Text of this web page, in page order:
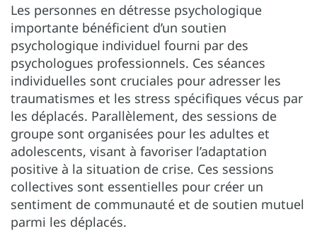
Les personnes en détresse psychologique
importante bénéficient d’un soutien
psychologique individuel fourni par des
psychologues professionnels. Ces séances
individuelles sont cruciales pour adresser les
traumatismes et les stress spécifiques vécus par
les déplacés. Parallèlement, des sessions de
groupe sont organisées pour les adultes et
adolescents, visant à favoriser l’adaptation
positive à la situation de crise. Ces sessions
collectives sont essentielles pour créer un
sentiment de communauté et de soutien mutuel
parmi les déplacés.